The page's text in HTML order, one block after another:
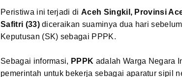
Peristiwa ini terjadi di Aceh Singkil, Provinsi
Safitri (33)diceraikan suaminya dua hari
Keputusan (SK) sebagai PPPK.
Sebagai informasi, PPPK adalah Warga Negara
pemerintah untuk bekerja sebagai aparatur sipil